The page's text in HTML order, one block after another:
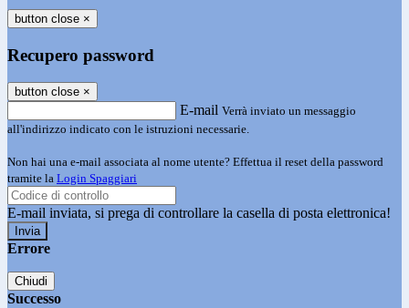
button close ×
Recupero password
button close ×
E-mail Verrà inviato un messaggio
all'indirizzo indicato con le istruzioni necessarie.
Non hai una e-mail associata al nome utente? Effettua il reset della password
tramite la Login Spaggiari
E-mail inviata, si prega di controllare la casella di posta elettronica!
Errore
Chiudi
Successo